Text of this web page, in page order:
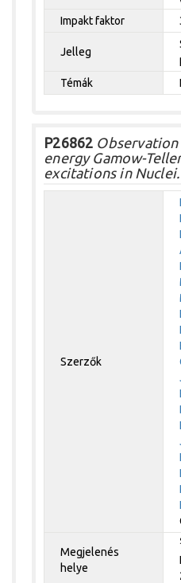
Impakt faktor
Jelleg
Témák
P26862
energy Gamow-
excitations in Nuclei.
Szerzők
Megjelenés
helye